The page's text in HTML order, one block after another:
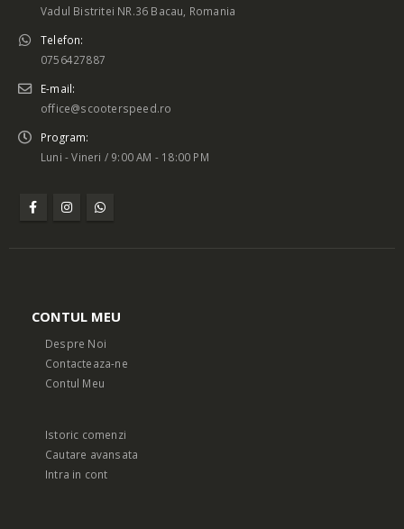
Vadul Bistritei NR.36 Bacau, Romania
Telefon:
0756427887
E-mail:
office@scooterspeed.ro
Program:
Luni - Vineri / 9:00 AM - 18:00 PM
CONTUL MEU
Despre Noi
Contacteaza-ne
Contul Meu
Istoric comenzi
Cautare avansata
Intra in cont